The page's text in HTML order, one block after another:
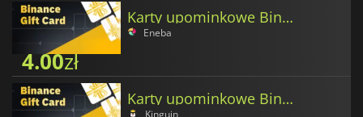
Karty upominkowe Binance w Tether
Eneba
4.00zł
Karty upominkowe Binance w Binance Coin
Kinguin